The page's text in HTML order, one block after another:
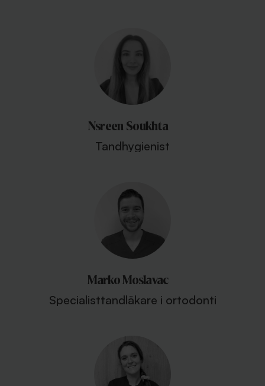
Nsreen Soukhta
Tandhygienist
Marko Moslavac
Specialisttandläkare i ortodonti